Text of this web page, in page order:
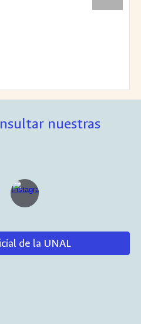
nuestras
de la UNAL